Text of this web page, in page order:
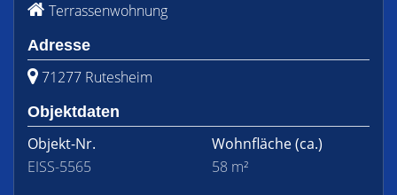
Terrassenwohnung
Adresse
71277 Rutesheim
Objektdaten
Objekt-Nr.
EISS-5565
Wohnfläche(ca.)
58 m²